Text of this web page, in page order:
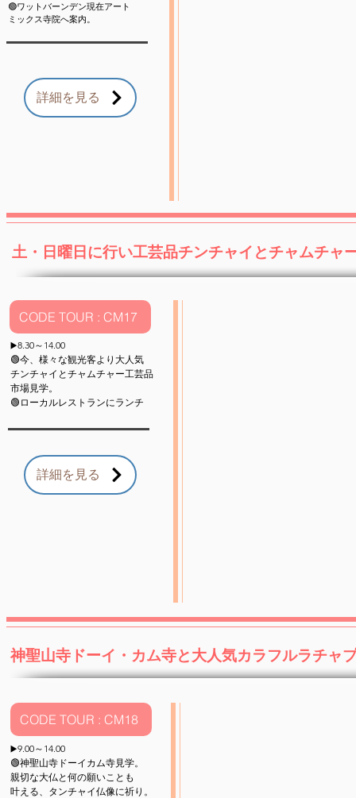
🟢ワットバーンデン現在アート
ミックス寺院へ案内。
詳細を見る
土・日曜日に行い工芸品チンチャイとチャムチャ
CODE TOUR : CM17
▶️8.30～14.00
🟢今、様々な観光客より大人気
チンチャイとチャムチャー工芸品
市場見学。
🟢ローカルレストランにランチ
詳細を見る
神聖山寺ドーイ・カム寺と大人気カラフルラチャ
CODE TOUR : CM18
▶️9.00～14.00
🟢神聖山寺ドーイカム寺見学。
親切な大仏と何の願いことも
叶える、​タンチャイ仏像に祈り。